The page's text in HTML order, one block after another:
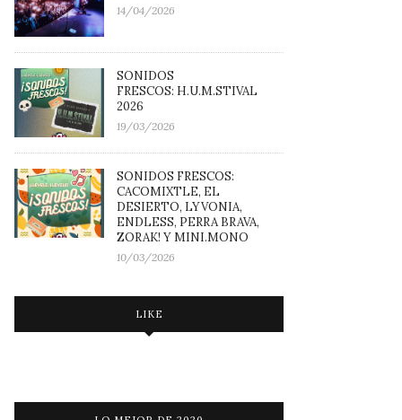
14/04/2026
SONIDOS
FRESCOS: H.U.M.STIVAL
2026
19/03/2026
SONIDOS FRESCOS:
CACOMIXTLE, EL
DESIERTO, LYVONIA,
ENDLESS, PERRA BRAVA,
ZORAK! Y MINI.MONO
10/03/2026
LIKE